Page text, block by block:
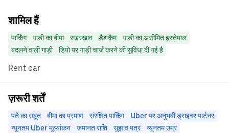
शामिल हैं
पार्किंग गाड़ी का बीमा रखरखाव डैशकैम
गाड़ी का असीमित इस्तेमाल
बदलने वाली गाड़ी
डिपो पर गाड़ी चार्ज करने की सुविधा दी गई है
Rent car
ज़रूरी शर्तें
पते का सबूत बीमा का प्रमाण संरक्षित पार्किंग
Uber पर अनुभवी ड्राइवर पार्टनर
न्यूनतम Uber मूल्यांकन
ज़मानत राशि सुझाव पत्र न्यूनतम उम्र